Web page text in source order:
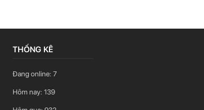
THỐNG KÊ
Đang online: 7
Hôm nay: 139